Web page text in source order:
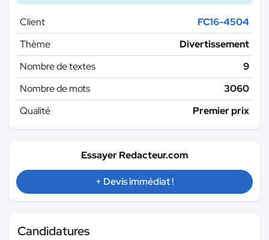
Client
FC16-4504
Thème
Divertissement
Nombre de textes
9
Nombre de mots
3060
Qualité
Premier prix
Essayer Redacteur.com
+ Devis immédiat !
Candidatures